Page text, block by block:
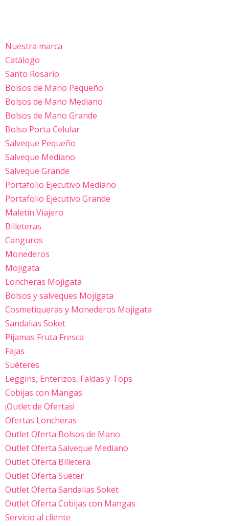
al
contenido
Nuestra marca
Catálogo
Santo Rosario
Bolsos de Mano Pequeño
Bolsos de Mano Mediano
Bolsos de Mano Grande
Bolso Porta Celular
Salveque Pequeño
Salveque Mediano
Salveque Grande
Portafolio Ejecutivo Mediano
Portafolio Ejecutivo Grande
Maletín Viajero
Billeteras
Canguros
Monederos
Mojigata
Loncheras Mojigata
Bolsos y salveques Mojigata
Cosmetiqueras y Monederos Mojigata
Sandalias Soket
Pijamas Fruta Fresca
Fajas
Suéteres
Leggins, Enterizos, Faldas y Tops
Cobijas con Mangas
¡Outlet de Ofertas!
Ofertas Loncheras
Outlet Oferta Bolsos de Mano
Outlet Oferta Salveque Mediano
Outlet Oferta Billetera
Outlet Oferta Suéter
Outlet Oferta Sandalias Soket
Outlet Oferta Cobijas con Mangas
Servicio al cliente